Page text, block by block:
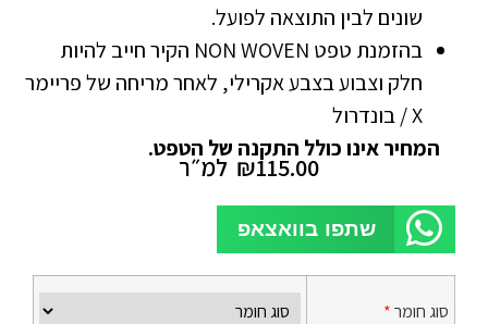
שונים לבין התוצאה לפועל.
בהזמנת טפט NON WOVEN הקיר חייב להיות
חלק וצבוע בצבע אקרילי, לאחר מריחה של פריימר
X / בונדרול
המחיר אינו כולל התקנה של הטפט.
₪115.00 למ״ר
שתפו בוואצאפ
סוג חומר*